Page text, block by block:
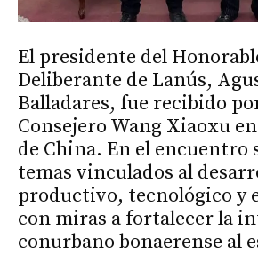
El presidente del
Deliberante de Lanús,
Balladares, fue recibido
Consejero Wang Xiaoxu
de China. En el encuentro
temas vinculados al
productivo, tecnológico y
con miras a fortalecer la
conurbano bonaerense al